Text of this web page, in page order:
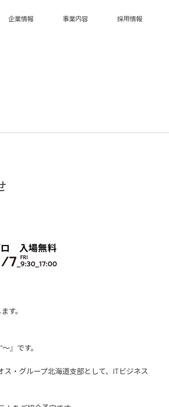
企業情報 事業内容 採用情報
す。
』です。
・グループ北海道支部として、ITビジネス